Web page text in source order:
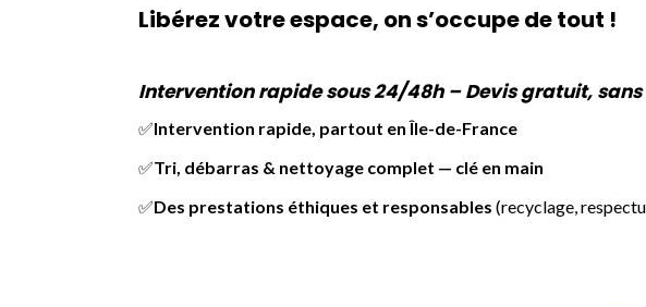
Libérez votre espace, on s’occupe de tout !
Intervention rapide sous 24/48h – Devis gratuit,
✅Intervention rapide, partout en Île-de-France
✅Tri, débarras & nettoyage complet — clé en main
✅Des prestations éthiques et responsables (recyclage,